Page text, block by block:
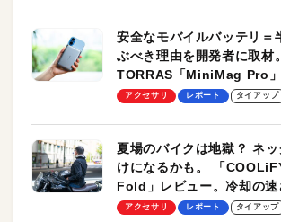
安全なモバイルバッテリ＝
ぶべき理由を開発者に取材。
TORRAS「MiniMag Pro
ーも
アクセサリ レポート タイアップ
夏場のバイクは地獄？ ネ
けになるかも。 「
Fold」レビュー。冷却の速
却プレート、シンプルな操
アクセサリ レポート タイアップ